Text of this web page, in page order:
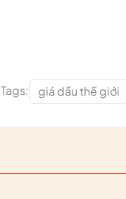
Tags: giá dầu thế giới